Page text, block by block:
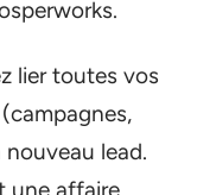
lier toutes vos
lead.
une affaire